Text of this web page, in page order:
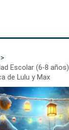
Escolar (6-8 años)
de Lulu y Max